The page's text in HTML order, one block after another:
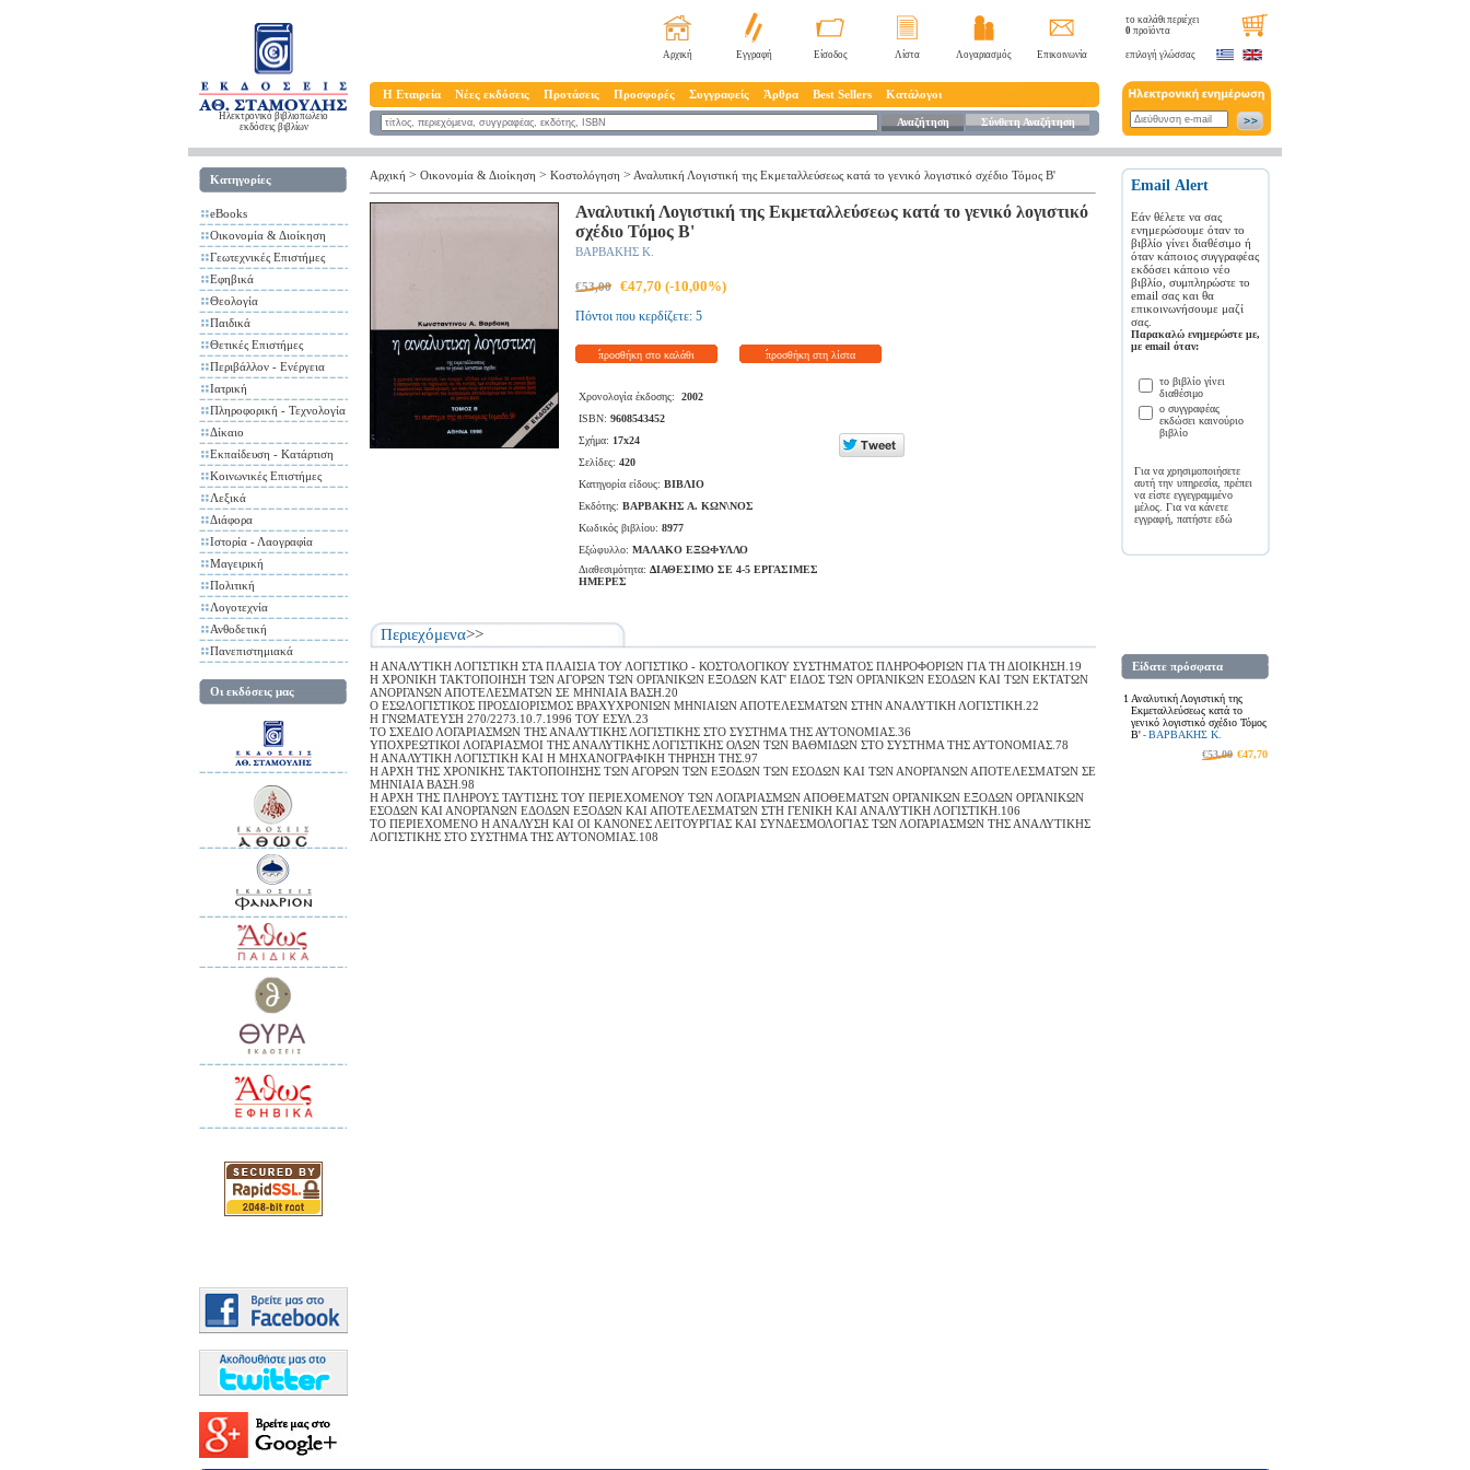
Ηλεκτρονικό βιβλιοπωλείο
εκδόσεις βιβλίων
Αρχική Εγγραφή Είσοδος Λίστα Λογαριασμός Επικοινωνία
Η Εταιρεία Νέες εκδόσεις Προτάσεις Προσφορές Συγγραφείς Άρθρα Best Sellers Κατάλογοι
Αναζήτηση Σύνθετη Αναζήτηση
το καλάθι περιέχει
0 προϊόντα
επιλογή γλώσσας
Κατηγορίες
eBooks
Οικονομία & Διοίκηση
Γεωτεχνικές Επιστήμες
Εφηβικά
Θεολογία
Παιδικά
Θετικές Επιστήμες
Περιβάλλον - Ενέργεια
Ιατρική
Πληροφορική - Τεχνολογία
Δίκαιο
Εκπαίδευση - Κατάρτιση
Κοινωνικές Επιστήμες
Λεξικά
Διάφορα
Ιστορία - Λαογραφία
Μαγειρική
Πολιτική
Λογοτεχνία
Ανθοδετική
Πανεπιστημιακά
Οι εκδόσεις μας
Αρχική > Οικονομία & Διοίκηση > Κοστολόγηση > Αναλυτική Λογιστική της Εκμεταλλεύσεως κατά το γενικό λογιστικό σχέδιο Τόμος Β'
Αναλυτική Λογιστική της Εκμεταλλεύσεως κατά το γενικό λογιστικό
σχέδιο Τόμος Β'
ΒΑΡΒΑΚΗΣ Κ.
€53,00 €47,70 (-10,00%)
Πόντοι που κερδίζετε: 5
προσθήκη στο καλάθι προσθήκη στη λίστα
Χρονολογία έκδοσης:
2002
ISBN: 9608543452
Σχήμα: 17x24
Σελίδες: 420
Κατηγορία είδους: ΒΙΒΛΙΟ
Εκδότης: ΒΑΡΒΑΚΗΣ Α. ΚΩΝ\ΝΟΣ
Κωδικός βιβλίου: 8977
Εξώφυλλο: ΜΑΛΑΚΟ ΕΞΩΦΥΛΛΟ
Διαθεσιμότητα: ΔΙΑΘΕΣΙΜΟ ΣΕ 4-5 ΕΡΓΑΣΙΜΕΣ
ΗΜΕΡΕΣ
Περιεχόμενα>>
Η ΑΝΑΛΥΤΙΚΗ ΛΟΓΙΣΤΙΚΗ ΣΤΑ ΠΛΑΙΣΙΑ ΤΟΥ ΛΟΓΙΣΤΙΚΟ - ΚΟΣΤΟΛΟΓΙΚΟΥ ΣΥΣΤΗΜΑΤΟΣ ΠΛΗΡΟΦΟΡΙΩΝ ΓΙΑ ΤΗ ΔΙΟΙΚΗΣΗ.19
Η ΧΡΟΝΙΚΗ ΤΑΚΤΟΠΟΙΗΣΗ ΤΩΝ ΑΓΟΡΩΝ ΤΩΝ ΟΡΓΑΝΙΚΩΝ ΕΞΟΔΩΝ ΚΑΤ' ΕΙΔΟΣ ΤΩΝ ΟΡΓΑΝΙΚΩΝ ΕΣΟΔΩΝ ΚΑΙ ΤΩΝ ΕΚΤΑΤΩΝ
ΑΝΟΡΓΑΝΩΝ ΑΠΟΤΕΛΕΣΜΑΤΩΝ ΣΕ ΜΗΝΙΑΙΑ ΒΑΣΗ.20
Ο ΕΣΩΛΟΓΙΣΤΙΚΟΣ ΠΡΟΣΔΙΟΡΙΣΜΟΣ ΒΡΑΧΥΧΡΟΝΙΩΝ ΜΗΝΙΑΙΩΝ ΑΠΟΤΕΛΕΣΜΑΤΩΝ ΣΤΗΝ ΑΝΑΛΥΤΙΚΗ ΛΟΓΙΣΤΙΚΗ.22
Η ΓΝΩΜΑΤΕΥΣΗ 270/2273.10.7.1996 ΤΟΥ ΕΣΥΛ.23
ΤΟ ΣΧΕΔΙΟ ΛΟΓΑΡΙΑΣΜΩΝ ΤΗΣ ΑΝΑΛΥΤΙΚΗΣ ΛΟΓΙΣΤΙΚΗΣ ΣΤΟ ΣΥΣΤΗΜΑ ΤΗΣ ΑΥΤΟΝΟΜΙΑΣ.36
ΥΠΟΧΡΕΩΤΙΚΟΙ ΛΟΓΑΡΙΑΣΜΟΙ ΤΗΣ ΑΝΑΛΥΤΙΚΗΣ ΛΟΓΙΣΤΙΚΗΣ ΟΛΩΝ ΤΩΝ ΒΑΘΜΙΔΩΝ ΣΤΟ ΣΥΣΤΗΜΑ ΤΗΣ ΑΥΤΟΝΟΜΙΑΣ.78
Η ΑΝΑΛΥΤΙΚΗ ΛΟΓΙΣΤΙΚΗ ΚΑΙ Η ΜΗΧΑΝΟΓΡΑΦΙΚΗ ΤΗΡΗΣΗ ΤΗΣ.97
Η ΑΡΧΗ ΤΗΣ ΧΡΟΝΙΚΗΣ ΤΑΚΤΟΠΟΙΗΣΗΣ ΤΩΝ ΑΓΟΡΩΝ ΤΩΝ ΕΞΟΔΩΝ ΤΩΝ ΕΣΟΔΩΝ ΚΑΙ ΤΩΝ ΑΝΟΡΓΑΝΩΝ ΑΠΟΤΕΛΕΣΜΑΤΩΝ ΣΕ
ΜΗΝΙΑΙΑ ΒΑΣΗ.98
Η ΑΡΧΗ ΤΗΣ ΠΛΗΡΟΥΣ ΤΑΥΤΙΣΗΣ ΤΟΥ ΠΕΡΙΕΧΟΜΕΝΟΥ ΤΩΝ ΛΟΓΑΡΙΑΣΜΩΝ ΑΠΟΘΕΜΑΤΩΝ ΟΡΓΑΝΙΚΩΝ ΕΞΟΔΩΝ ΟΡΓΑΝΙΚΩΝ
ΕΣΟΔΩΝ ΚΑΙ ΑΝΟΡΓΑΝΩΝ ΕΔΟΔΩΝ ΕΞΟΔΩΝ ΚΑΙ ΑΠΟΤΕΛΕΣΜΑΤΩΝ ΣΤΗ ΓΕΝΙΚΗ ΚΑΙ ΑΝΑΛΥΤΙΚΗ ΛΟΓΙΣΤΙΚΗ.106
ΤΟ ΠΕΡΙΕΧΟΜΕΝΟ Η ΑΝΑΛΥΣΗ ΚΑΙ ΟΙ ΚΑΝΟΝΕΣ ΛΕΙΤΟΥΡΓΙΑΣ ΚΑΙ ΣΥΝΔΕΣΜΟΛΟΓΙΑΣ ΤΩΝ ΛΟΓΑΡΙΑΣΜΩΝ ΤΗΣ ΑΝΑΛΥΤΙΚΗΣ
ΛΟΓΙΣΤΙΚΗΣ ΣΤΟ ΣΥΣΤΗΜΑ ΤΗΣ ΑΥΤΟΝΟΜΙΑΣ.108
Εmail Αlert
Εάν θέλετε να σας
ενημερώσουμε όταν το
βιβλίο γίνει διαθέσιμο ή
όταν κάποιος συγγραφέας
εκδόσει κάποιο νέο
βιβλίο, συμπληρώστε το
email σας και θα
επικοινωνήσουμε μαζί
σας.
Παρακαλώ ενημερώστε με,
με email όταν:
το βιβλίο γίνει
διαθέσιμο
ο συγγραφέας
εκδώσει καινούριο
βιβλίο
Για να χρησιμοποιήσετε
αυτή την υπηρεσία, πρέπει
να είστε εγγεγραμμένο
μέλος. Για να κάνετε
εγγραφή, πατήστε εδώ
Είδατε πρόσφατα
1 Αναλυτική Λογιστική της
Εκμεταλλεύσεως κατά το
γενικό λογιστικό σχέδιο Τόμος
Β' - ΒΑΡΒΑΚΗΣ Κ.
€53,00 €47,70